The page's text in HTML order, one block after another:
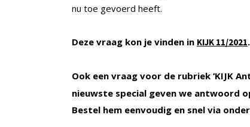
nu toe gevoerd heeft.
Deze vraag kon je vinden in KIJK 11/2021.
Ook een vraag voor de rubriek ‘KIJK
nieuwste special geven we antwoord
Bestel hem eenvoudig en snel via